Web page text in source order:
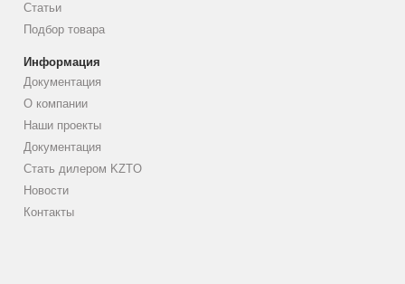
Статьи
Подбор товара
Информация
Документация
О компании
Наши проекты
Документация
Стать дилером KZTO
Новости
Контакты